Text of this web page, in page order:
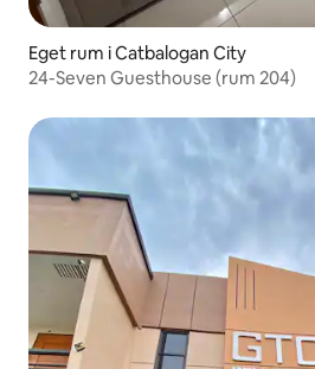
Eget rum i Catbalogan City
24-Seven Guesthouse (rum 204)